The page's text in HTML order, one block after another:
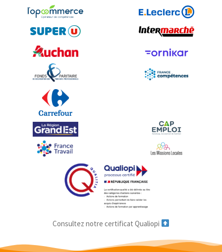
Consultez notre certificat Qualiopi